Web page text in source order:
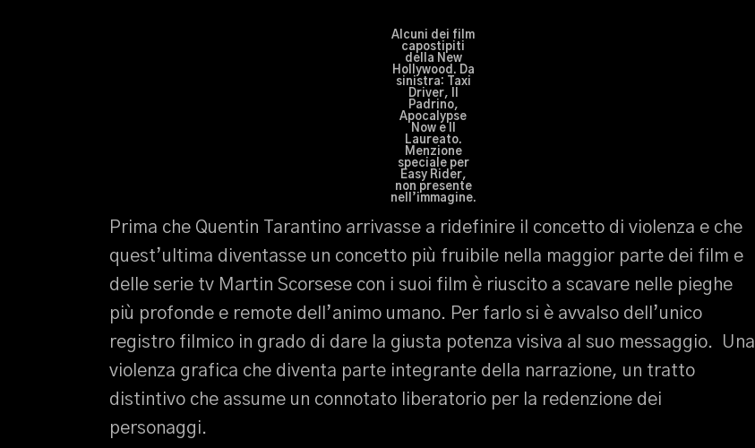
Alcuni dei film
capostipiti
della New
Hollywood. Da
sinistra: Taxi
Driver, Il
Padrino,
Apocalypse
Now e Il
Laureato.
Menzione
speciale per
Easy Rider,
non presente
nell’immagine.
Prima che Quentin Tarantino arrivasse a ridefinire il concetto di violenza e che
quest’ultima diventasse un concetto più fruibile nella maggior parte dei film e
delle serie tv Martin Scorsese con i suoi film è riuscito a scavare nelle pieghe
più profonde e remote dell’animo umano. Per farlo si è avvalso dell’unico
registro filmico in grado di dare la giusta potenza visiva al suo messaggio. Una
violenza grafica che diventa parte integrante della narrazione, un tratto
distintivo che assume un connotato liberatorio per la redenzione dei
personaggi.